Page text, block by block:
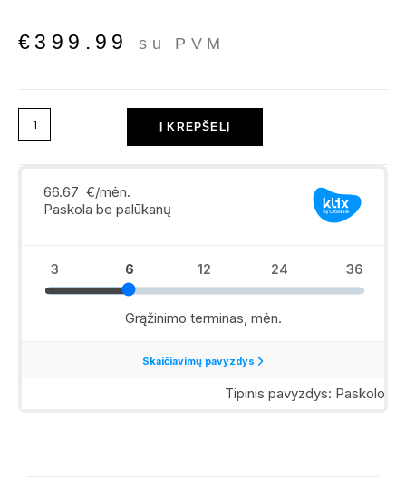
€ 399.99 su PVM
Į KREPŠELĮ